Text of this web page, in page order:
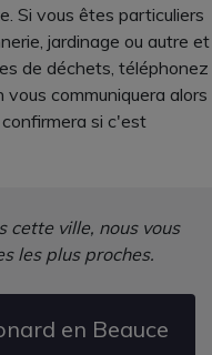
Si vous êtes particuliers
jardinage ou autre et
de déchets, téléphonez
communiquera alors
si c'est
cette ville, nous vous
les plus proches.
en Beauce